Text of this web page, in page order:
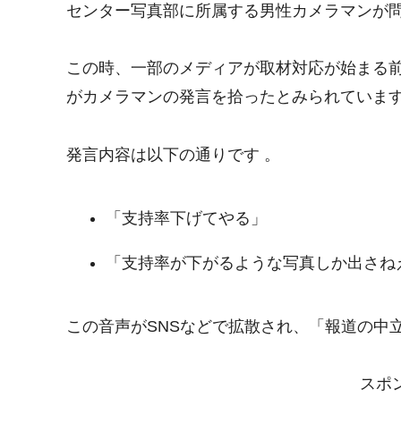
センター写真部に所属する男性カメラマンが
この時、一部のメディアが取材対応が始まる
がカメラマンの発言を拾ったとみられていま
発言内容は以下の通りです 。
「支持率下げてやる」
「支持率が下がるような写真しか出さね
この音声がSNSなどで拡散され、「報道の中
スポ